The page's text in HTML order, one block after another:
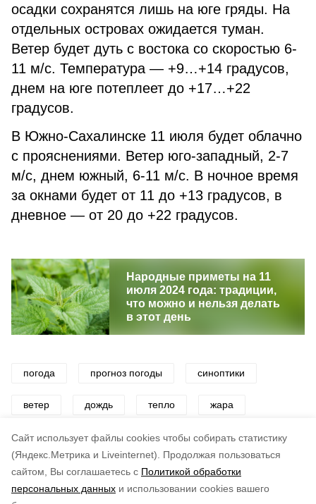
Cайт использует файлы cookies чтобы собирать статистику
(Яндекс.Метрика и Liveinternet).
Продолжая пользоваться
сайтом, Вы соглашаетесь с Политикой обработки
персональных данных и использовании cookies вашего
осадки сохранятся лишь на юге гряды. На
отдельных островах ожидается туман.
Ветер будет дуть с востока со скоростью 6-
11 м/с. Температура — +9…+14 градусов,
днем на юге потеплеет до +17…+22
градусов.
В Южно-Сахалинске 11 июля будет облачно
с прояснениями. Ветер юго-западный, 2-7
м/с, днем южный, 6-11 м/с. В ночное время
за окнами будет от 11 до +13 градусов, в
дневное — от 20 до +22 градусов.
Народные приметы на 11
июля 2024 года: традиции,
что можно и нельзя делать
в этот день
погода прогноз погоды синоптики
ветер дождь тепло жара
осадки
по оценке